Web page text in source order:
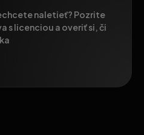
naletieť? Pozrite
s licenciou a overiť si, či